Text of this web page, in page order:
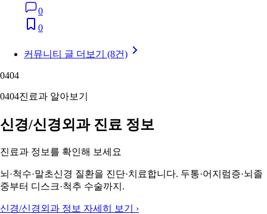
0
0
커뮤니티 글 더보기 (8건)
0404
0404진료과 알아보기
신경/신경외과 진료 정보
진료과 정보를 확인해 보세요
뇌·척수·말초신경 질환을 진단·치료합니다. 두통·어지럼증·뇌졸
중부터 디스크·척추 수술까지.
신경/신경외과 정보 자세히 보기 ›